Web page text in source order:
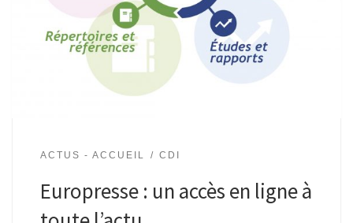
ACTUS - ACCUEIL CDI
Europresse : un accès en ligne à